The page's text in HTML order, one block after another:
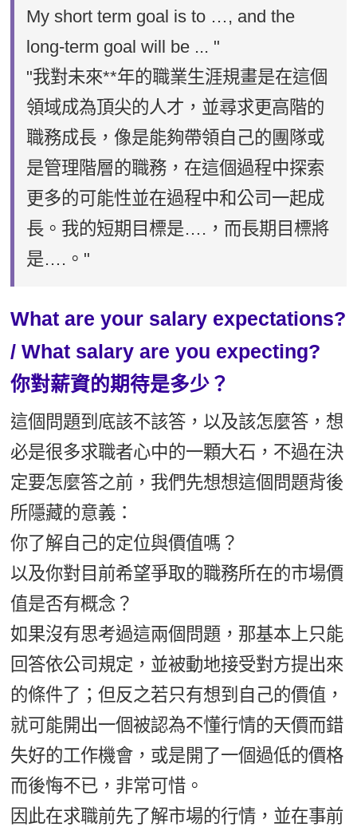
My short term goal is to …, and the
long-term goal will be ... "
"我對未來**年的職業生涯規畫是在這個
領域成為頂尖的人才，並尋求更高階的
職務成長，像是能夠帶領自己的團隊或
是管理階層的職務，在這個過程中探索
更多的可能性並在過程中和公司一起成
長。我的短期目標是….，而長期目標將
是….。"
What are your salary expectations?
/ What salary are you expecting?
你對薪資的期待是多少？
這個問題到底該不該答，以及該怎麼答，想
必是很多求職者心中的一顆大石，不過在決
定要怎麼答之前，我們先想想這個問題背後
所隱藏的意義：
你了解自己的定位與價值嗎？
以及你對目前希望爭取的職務所在的市場價
值是否有概念？
如果沒有思考過這兩個問題，那基本上只能
回答依公司規定，並被動地接受對方提出來
的條件了；但反之若只有想到自己的價值，
就可能開出一個被認為不懂行情的天價而錯
失好的工作機會，或是開了一個過低的價格
而後悔不已，非常可惜。
因此在求職前先了解市場的行情，並在事前